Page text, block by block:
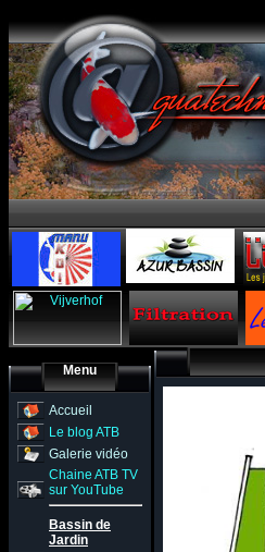
Menu
Accueil
Le blog ATB
Galerie vidéo
Chaine ATB TV
sur YouTube
Bassin de
Jardin